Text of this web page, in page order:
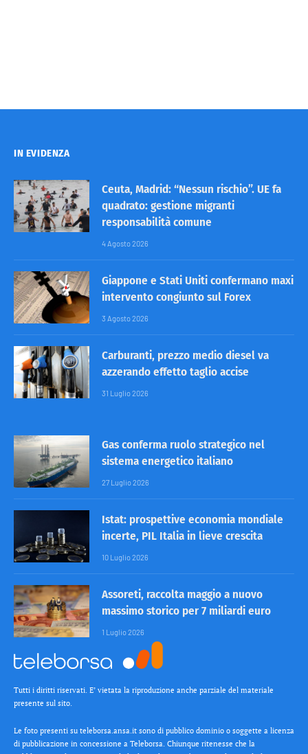
IN EVIDENZA
Ceuta, Madrid: “Nessun rischio”. UE fa
quadrato: gestione migranti
responsabilità comune
4 Agosto 2026
Giappone e Stati Uniti confermano maxi
intervento congiunto sul Forex
3 Agosto 2026
Carburanti, prezzo medio diesel va
azzerando effetto taglio accise
31 Luglio 2026
Gas conferma ruolo strategico nel
sistema energetico italiano
27 Luglio 2026
Istat: prospettive economia mondiale
incerte, PIL Italia in lieve crescita
10 Luglio 2026
Assoreti, raccolta maggio a nuovo
massimo storico per 7 miliardi euro
1 Luglio 2026
Tutti i diritti riservati. E’ vietata la riproduzione anche parziale del materiale
presente sul sito.
Le foto presenti su teleborsa.ansa.it sono di pubblico dominio o soggette a licenza
di pubblicazione in concessione a Teleborsa. Chiunque ritenesse che la